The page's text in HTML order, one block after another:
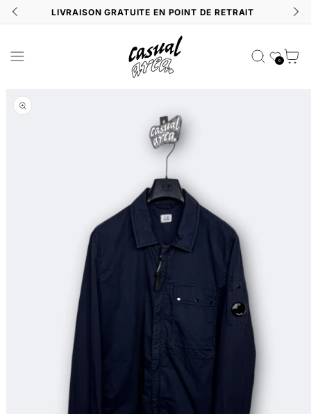
LIVRAISON GRATUITE EN POINT DE RETRAIT
Liste de 0
Panier